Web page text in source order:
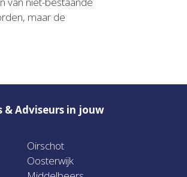
maar de
& Adviseurs in jouw
Oirschot
Oosterwijk